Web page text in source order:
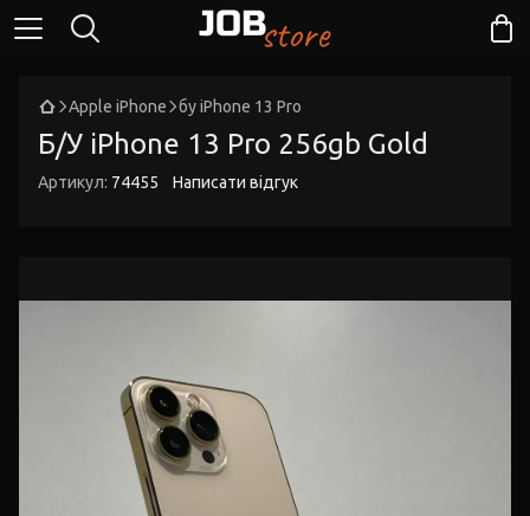
Apple iPhone бу iPhone 13 Pro
Б/У iPhone 13 Pro 256gb Gold
Артикул: 74455 Написати відгук